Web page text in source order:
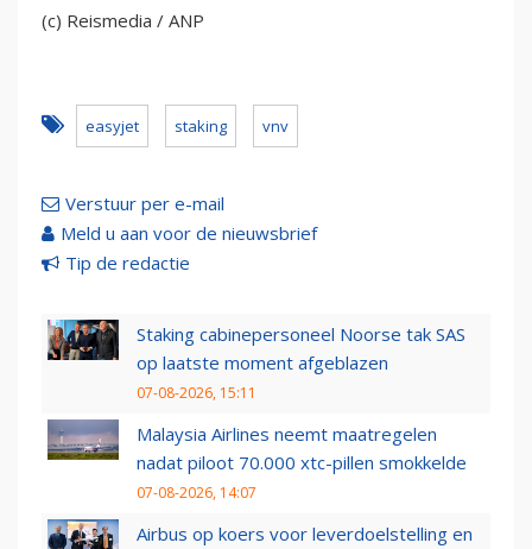
(c) Reismedia / ANP
easyjet staking vnv
Verstuur per e-mail
Meld u aan voor de nieuwsbrief
Tip de redactie
Staking cabinepersoneel Noorse tak SAS
op laatste moment afgeblazen
07-08-2026, 15:11
Malaysia Airlines neemt maatregelen
nadat piloot 70.000 xtc-pillen smokkelde
07-08-2026, 14:07
Airbus op koers voor leverdoelstelling en